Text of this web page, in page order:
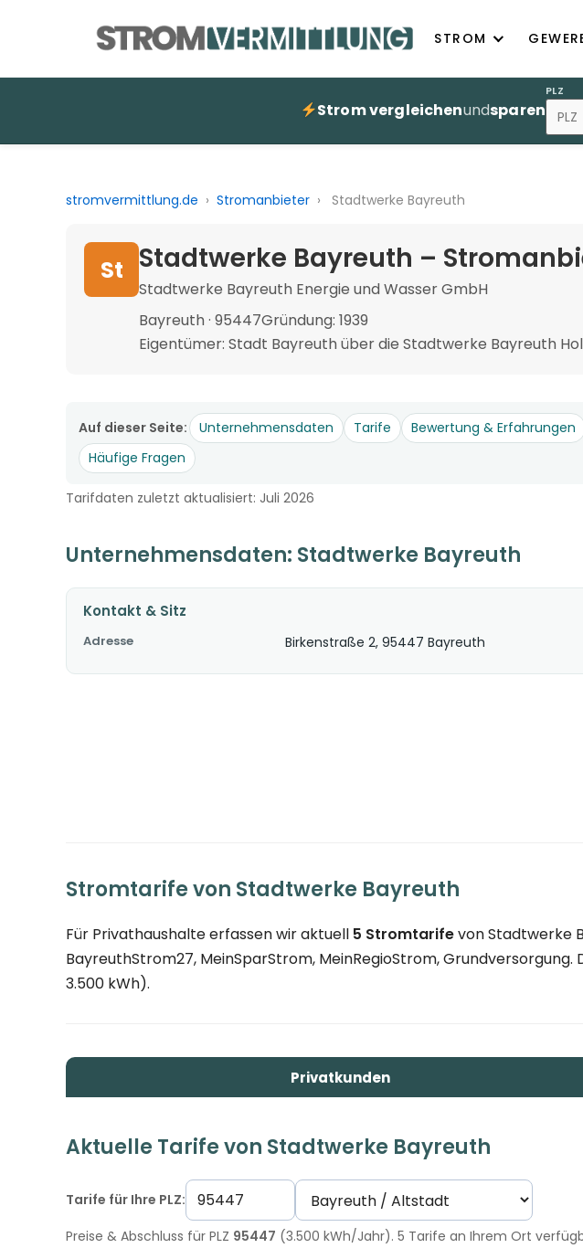
STROM
Strom vergleichenundsparen
PLZ
stromvermittlung.de › Stromanbieter › Stadtwerke Bayreuth
St Stadtwerke Bayreuth –
Stadtwerke Bayreuth Energie und Wasser GmbH
Bayreuth · 95447Gründung: 1939
Eigentümer: Stadt Bayreuth über die Stadtwerke Bayreuth
Auf dieser Seite: Unternehmensdaten Tarife Bewertung & Erfahrungen
Häufige Fragen
Tarifdaten zuletzt aktualisiert: Juli 2026
Unternehmensdaten: Stadtwerke Bayreuth
Kontakt & Sitz
Adresse Birkenstraße 2, 95447 Bayreuth
Stromtarife von Stadtwerke Bayreuth
Für Privathaushalte erfassen wir aktuell 5 Stromtarifevon Stadtwerke
BayreuthStrom27, MeinSparStrom, MeinRegioStrom,
3.500 kWh).
Privatkunden
Aktuelle Tarife von Stadtwerke Bayreuth
Tarife für Ihre PLZ:
Preise & Abschluss für PLZ 95447 (3.500 kWh/Jahr). 5 Tarife an Ihrem Ort